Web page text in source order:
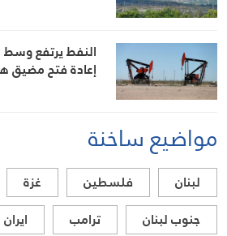
النفط يرتفع
إعادة فتح مضيق
مواضيع ساخنة
لبنان فلسطين غزة
جنوب لبنان
ترامب
ايران